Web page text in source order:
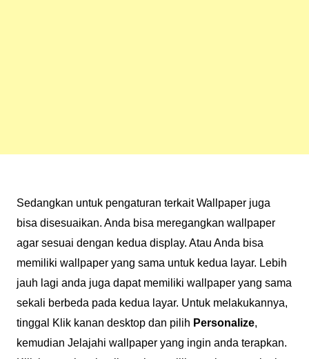
Sedangkan untuk pengaturan terkait Wallpaper juga
bisa disesuaikan. Anda bisa meregangkan wallpaper
agar sesuai dengan kedua display. Atau Anda bisa
memiliki wallpaper yang sama untuk kedua layar. Lebih
jauh lagi anda juga dapat memiliki wallpaper yang sama
sekali berbeda pada kedua layar. Untuk melakukannya,
tinggal Klik kanan desktop dan pilih Personalize,
kemudian Jelajahi wallpaper yang ingin anda terapkan.